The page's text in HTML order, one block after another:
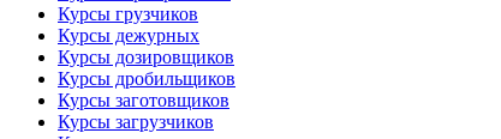
Курсы грузчиков
Курсы дежурных
Курсы дозировщиков
Курсы дробильщиков
Курсы заготовщиков
Курсы загрузчиков